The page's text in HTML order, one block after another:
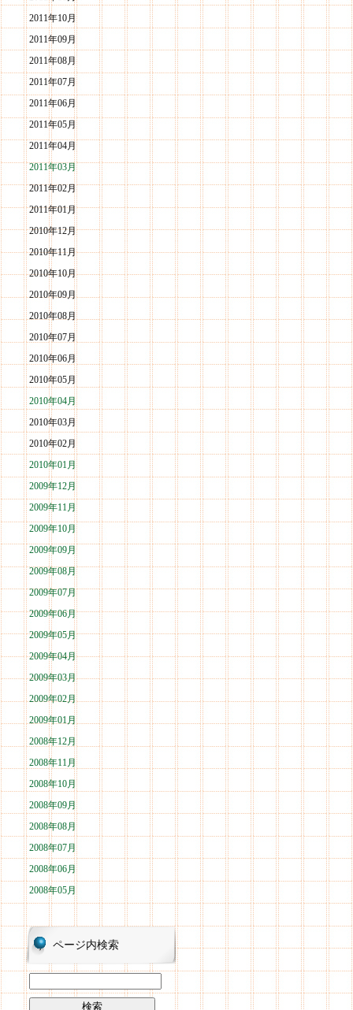
2011年10月
2011年09月
2011年08月
2011年07月
2011年06月
2011年05月
2011年04月
2011年03月
2011年02月
2011年01月
2010年12月
2010年11月
2010年10月
2010年09月
2010年08月
2010年07月
2010年06月
2010年05月
2010年04月
2010年03月
2010年02月
2010年01月
2009年12月
2009年11月
2009年10月
2009年09月
2009年08月
2009年07月
2009年06月
2009年05月
2009年04月
2009年03月
2009年02月
2009年01月
2008年12月
2008年11月
2008年10月
2008年09月
2008年08月
2008年07月
2008年06月
2008年05月
ページ内検索